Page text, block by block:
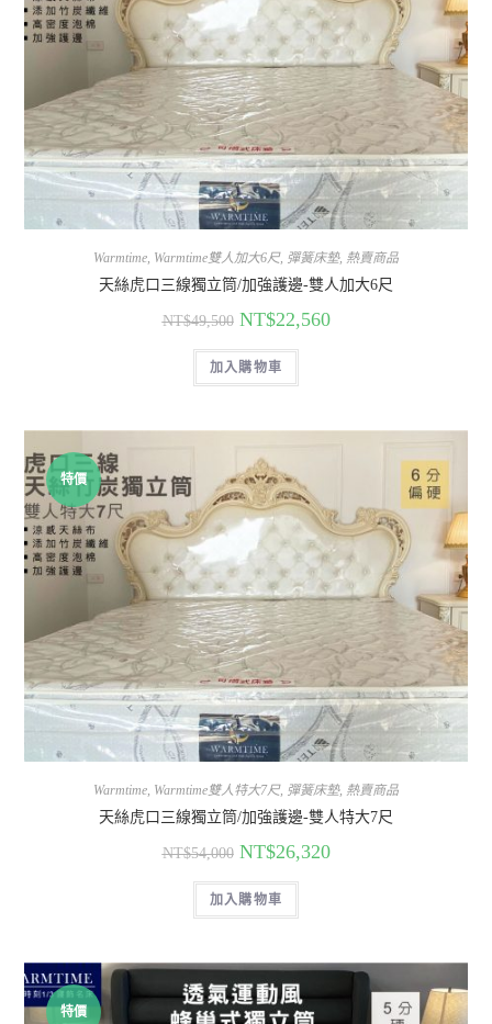
Warmtime Warmtime雙人加大6尺, 彈簧床墊, 熱賣商品
天絲虎口三線獨立筒/加強護邊-雙人加大6尺
NT$49,500 NT$22,560
加入購物車
特價
Warmtime, Warmtime雙人特大7尺, 彈簧床墊, 熱賣商品
天絲虎口三線獨立筒/加強護邊-雙人特大7尺
NT$54,000 NT$26,320
加入購物車
特價